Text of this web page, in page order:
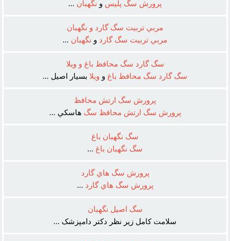
پرورش سگ پليس و نگهبان ...
مربي تربيت سگ گارد و نگهبان
مربي تربيت سگ گارد و نگهبان ...
سگ گارد سگ محافظ باغ و ويلا
سگ گارد سگ محافظ باغ و ويلا بسيار اصيل ...
پرورش سگ ارتش محافظ
پرورش سگ ارتش محافظ سگ هاسکي ...
سگ نگهبان باغ
سگ نگهبان باغ ...
پرورش سگ هاي گارد
پرورش سگ هاي گارد ...
سگ اصيل نگهبان
سلامت کامل زير نظر دکتر دامپزشک ...